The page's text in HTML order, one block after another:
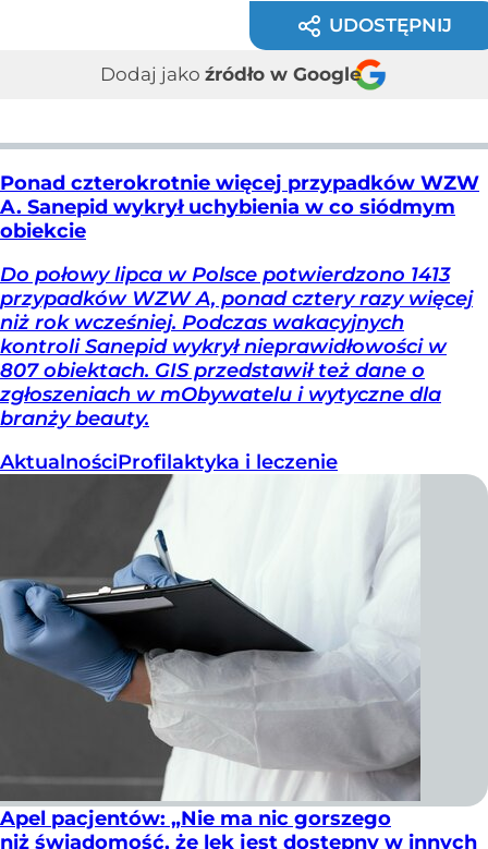
UDOSTĘPNIJ
Dodaj jako źródło w Google
Ponad czterokrotnie więcej przypadków WZW
A. Sanepid wykrył uchybienia w co siódmym
obiekcie
Do połowy lipca w Polsce potwierdzono 1413
przypadków WZW A, ponad cztery razy więcej
niż rok wcześniej. Podczas wakacyjnych
kontroli Sanepid wykrył nieprawidłowości w
807 obiektach. GIS przedstawił też dane o
zgłoszeniach w mObywatelu i wytyczne dla
branży beauty.
AktualnościProfilaktyka i leczenie
Apel pacjentów: „Nie ma nic gorszego
niż świadomość, że lek jest dostępny w innych